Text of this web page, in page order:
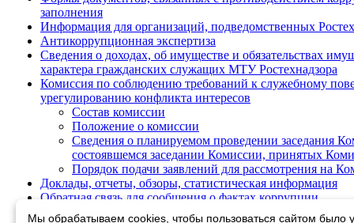
заполнения
Информация для организаций, подведомственных
Антикоррупционная экспертиза
Сведения о доходах, об имуществе и обязательствах
характера гражданских служащих МТУ Ростехнадзора
Комиссия по соблюдению требований к служебному
урегулированию конфликта интересов
Состав комиссии
Положение о комиссии
Сведения о планируемом проведении заседания
состоявшемся заседании Комиссии, принятых
Порядок подачи заявлений для рассмотрения на
Доклады, отчеты, обзоры, статистическая информация
Обратная связь для сообщения о фактах коррупции
Объявления
Мы обрабатываем cookies, чтобы пользоваться сайтом было